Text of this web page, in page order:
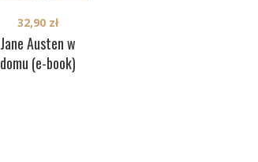
Jane Austen w
domu (e-book)
32,90 zł